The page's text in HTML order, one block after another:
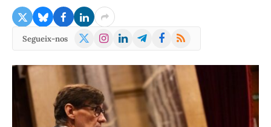
Segueix-nos
X
Instagram
LinkedInTelegramFacebook
RSS